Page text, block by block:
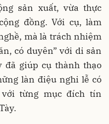
sản xuất, vừa thực
đồng. Với cụ, làm
mà là trách nhiệm
có duyên” với di sản
đã giúp cụ thành thạo
làn điệu nghi lễ có
từng mục đích tín